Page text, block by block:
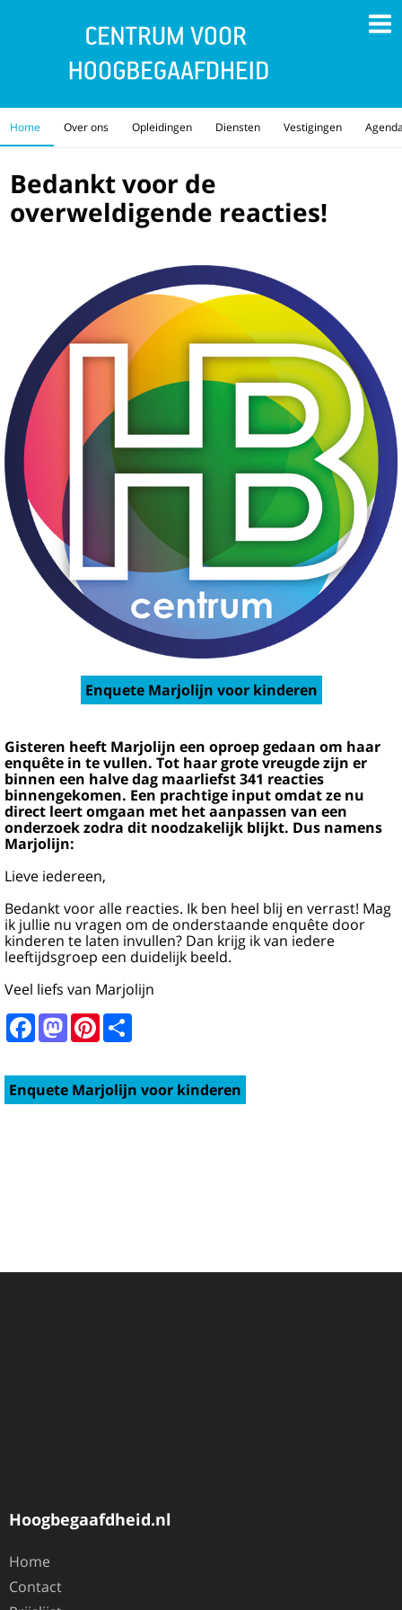
Home Over ons Opleidingen Diensten Vestigingen
Bedankt voor de
overweldigende reacties!
Enquete Marjolijn voor kinderen
Gisteren heeft Marjolijn een oproep gedaan om haar
enquête in te vullen. Tot haar grote vreugde zijn er
binnen een halve dag maarliefst 341 reacties
binnengekomen. Een prachtige input omdat ze nu
direct leert omgaan met het aanpassen van een
onderzoek zodra dit noodzakelijk blijkt. Dus namens
Marjolijn:
Lieve iedereen,
Bedankt voor alle reacties. Ik ben heel blij en verrast! Mag
ik jullie nu vragen om de onderstaande enquête door
kinderen te laten invullen? Dan krijg ik van iedere
leeftijdsgroep een duidelijk beeld.
Veel liefs van Marjolijn
FacebookMastodon
Pinterest
Enquete Marjolijn voor kinderen
Hoogbegaafdheid.nl
Home
Contact